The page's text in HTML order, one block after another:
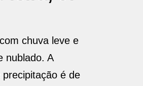
chuva leve e
nublado. A
é de